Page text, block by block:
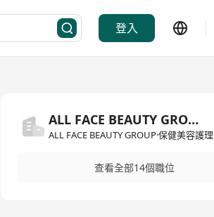
登入
ALL FACE BEAUTY GROUP
ALL FACE BEAUTY GROUP·保健美容護理
查看全部14個職位